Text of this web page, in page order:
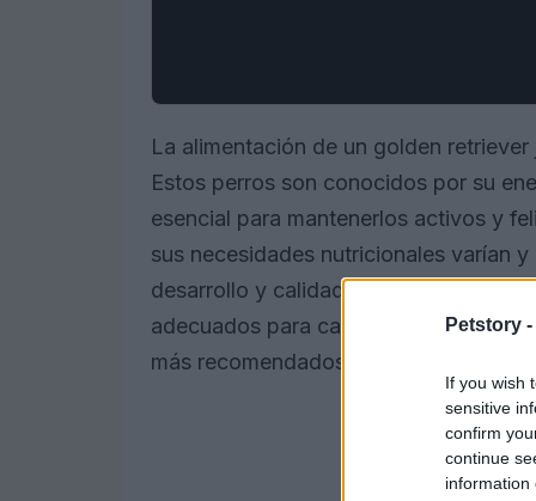
Petstory -
If you wish
sensitive
confirm
continue
information
La alimentación de un golden
Estos perros son conocidos por su
esencial para mantenerlos activos y
sus necesidades nutricionales varían
desarrollo y calidad de vida. A
adecuados para cada fase de la vida
más recomendados.